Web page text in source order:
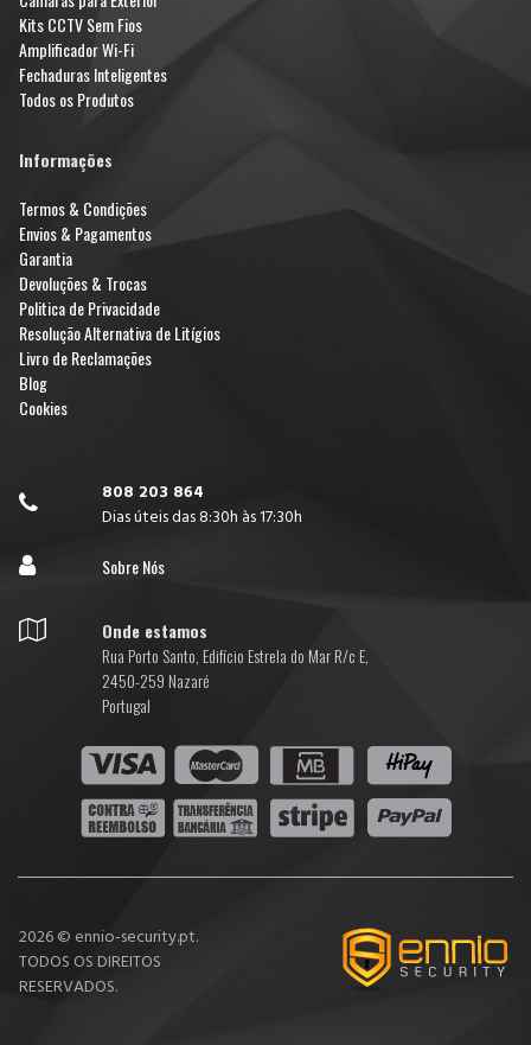
Kits CCTV Sem Fios
Amplificador Wi-Fi
Fechaduras Inteligentes
Todos os Produtos
Informações
Termos & Condições
Envios & Pagamentos
Garantia
Devoluções & Trocas
Politica de Privacidade
Resolução Alternativa de Litígios
Livro de Reclamações
Blog
Cookies

808 203 864
Dias úteis das 8:30h às 17:30h
 Sobre Nós

Onde estamos
Rua Porto Santo, Edifício Estrela do Mar R/c E,
2450-259 Nazaré
Portugal
2026 © ennio-security.pt.
TODOS OS DIREITOS
RESERVADOS.